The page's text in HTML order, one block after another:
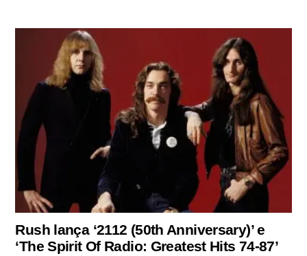
Rush lança ‘2112 (50th Anniversary)’ e
‘The Spirit Of Radio: Greatest Hits 74-87’